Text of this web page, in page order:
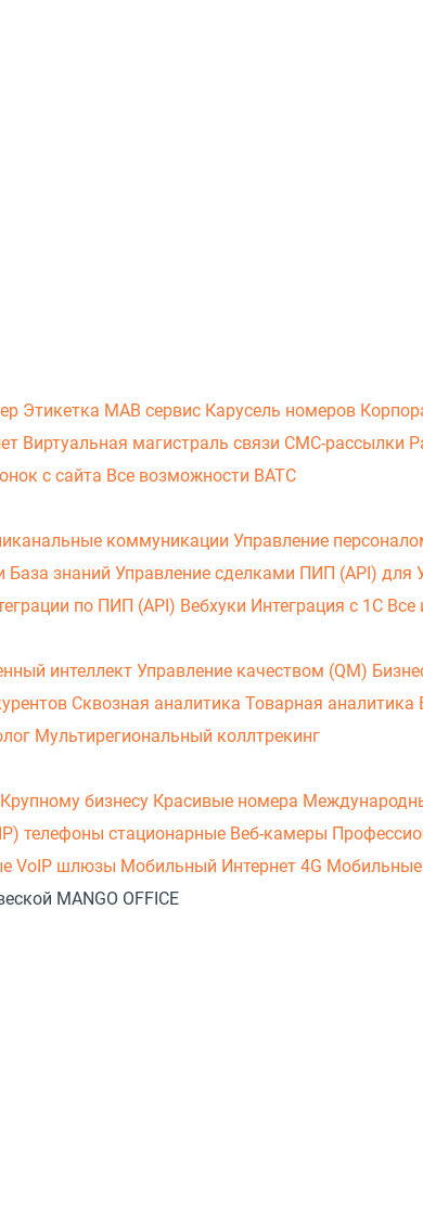
Этикетка МАВ сервис Карусель номеров
Виртуальная магистраль связи СМС-рассылки
с сайта Все возможности ВАТС
коммуникации Управление
База знаний Управление сделками ПИП (API) для
по ПИП (API) Вебхуки Интеграция с 1С Все
интеллект Управление качеством (QM)
Сквозная аналитика Товарная аналитика
Мультирегиональный коллтрекинг
Крупному бизнесу Красивые номера
телефоны стационарные Веб-камеры
VoIP шлюзы Мобильный Интернет 4G
MANGO OFFICE